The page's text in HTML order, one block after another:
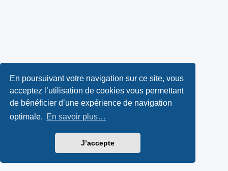
En poursuivant votre navigation sur ce site, vous
acceptez l’utilisation de cookies vous permettant
de bénéficier d’une expérience de navigation
optimale. En savoir plus…
J’accepte